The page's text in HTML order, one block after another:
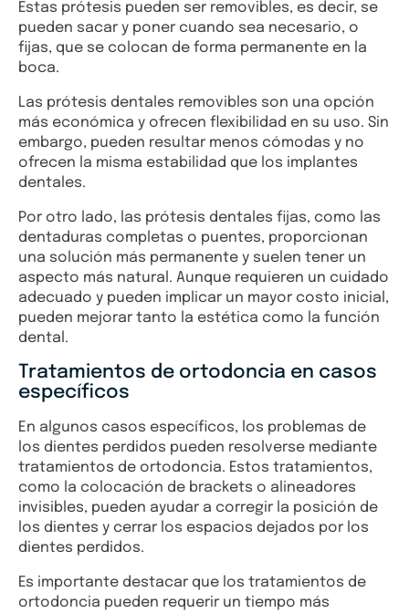
Estas prótesis pueden ser removibles, es decir, se
pueden sacar y poner cuando sea necesario, o
fijas, que se colocan de forma permanente en la
boca.
Las prótesis dentales removibles son una opción
más económica y ofrecen flexibilidad en su uso. Sin
embargo, pueden resultar menos cómodas y no
ofrecen la misma estabilidad que los implantes
dentales.
Por otro lado, las prótesis dentales fijas, como las
dentaduras completas o puentes, proporcionan
una solución más permanente y suelen tener un
aspecto más natural. Aunque requieren un cuidado
adecuado y pueden implicar un mayor costo inicial,
pueden mejorar tanto la estética como la función
dental.
Tratamientos de ortodoncia en casos
específicos
En algunos casos específicos, los problemas de
los dientes perdidos pueden resolverse mediante
tratamientos de ortodoncia. Estos tratamientos,
como la colocación de brackets o alineadores
invisibles, pueden ayudar a corregir la posición de
los dientes y cerrar los espacios dejados por los
dientes perdidos.
Es importante destacar que los tratamientos de
ortodoncia pueden requerir un tiempo más